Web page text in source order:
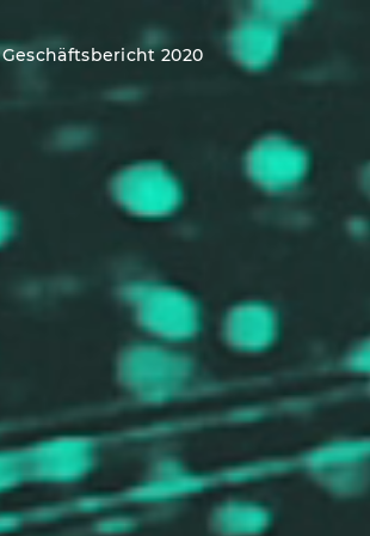
Geschäftsbericht 2020